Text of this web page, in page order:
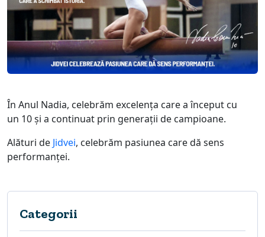
În Anul Nadia, celebrăm excelența care a început cu
un 10 și a continuat prin generații de campioane.
Alături de Jidvei, celebrăm pasiunea care dă sens
performanței.
Categorii